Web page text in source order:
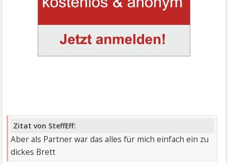
Zitat von SteffEff:
Aber als Partner war das alles für mich einfach ein zu
dickes Brett